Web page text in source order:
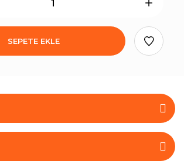
SEPETE EKLE